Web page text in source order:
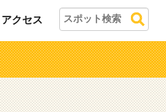
アクセス